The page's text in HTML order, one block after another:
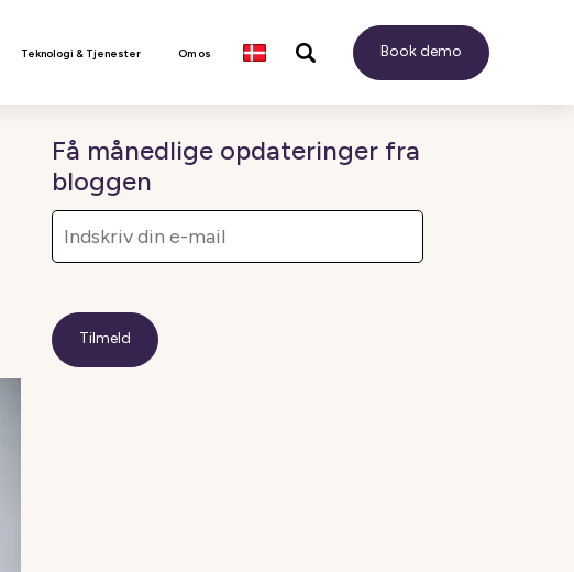
Teknologi & Tjenester Om os Book demo
Få månedlige opdateringer fra
bloggen